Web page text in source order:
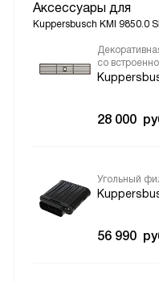
Аксессуары для
Kuppersbusch KMI 9850.0
со
28 000
Угольный
56 990